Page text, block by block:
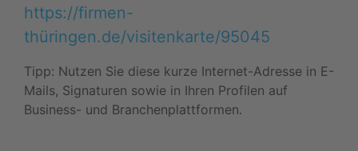
https://firmen-
thüringen.de/visitenkarte/95045
Tipp: Nutzen Sie diese kurze Internet-Adresse in E-
Mails, Signaturen sowie in Ihren Profilen auf
Business- und Branchenplattformen.